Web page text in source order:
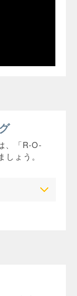
、「R-O-
ょう。